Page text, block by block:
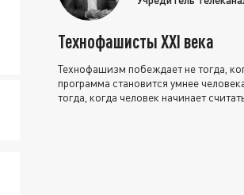
Технофашисты XXI века
Технофашизм побеждает не тогда,
программа становится умнее
тогда, когда человек начинает